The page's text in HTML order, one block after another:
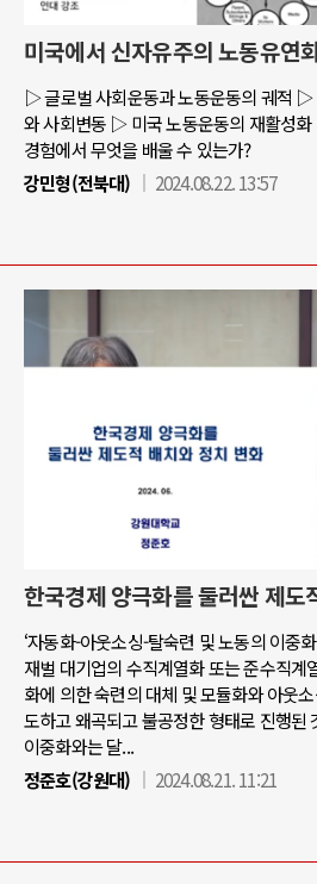
미국에서 신자유주의 노동유연
▷ 글로벌 사회운동과 노동운동의 궤적 ▷
와 사회변동 ▷ 미국 노동운동의 재활성
경험에서 무엇을 배울 수 있는가?
강민형(전북대)
2024.08.22. 13:57
한국경제 양극화를 둘러싼 제도
‘자동화-아웃소싱-탈숙련 및 노동의 이중
재벌 대기업의 수직계열화 또는 준수직계
화에 의한 숙련의 대체 및 모듈화와 아웃
도하고 왜곡되고 불공정한 형태로 진행된
이중화와는 달...
정준호(강원대)
2024.08.21. 11:21